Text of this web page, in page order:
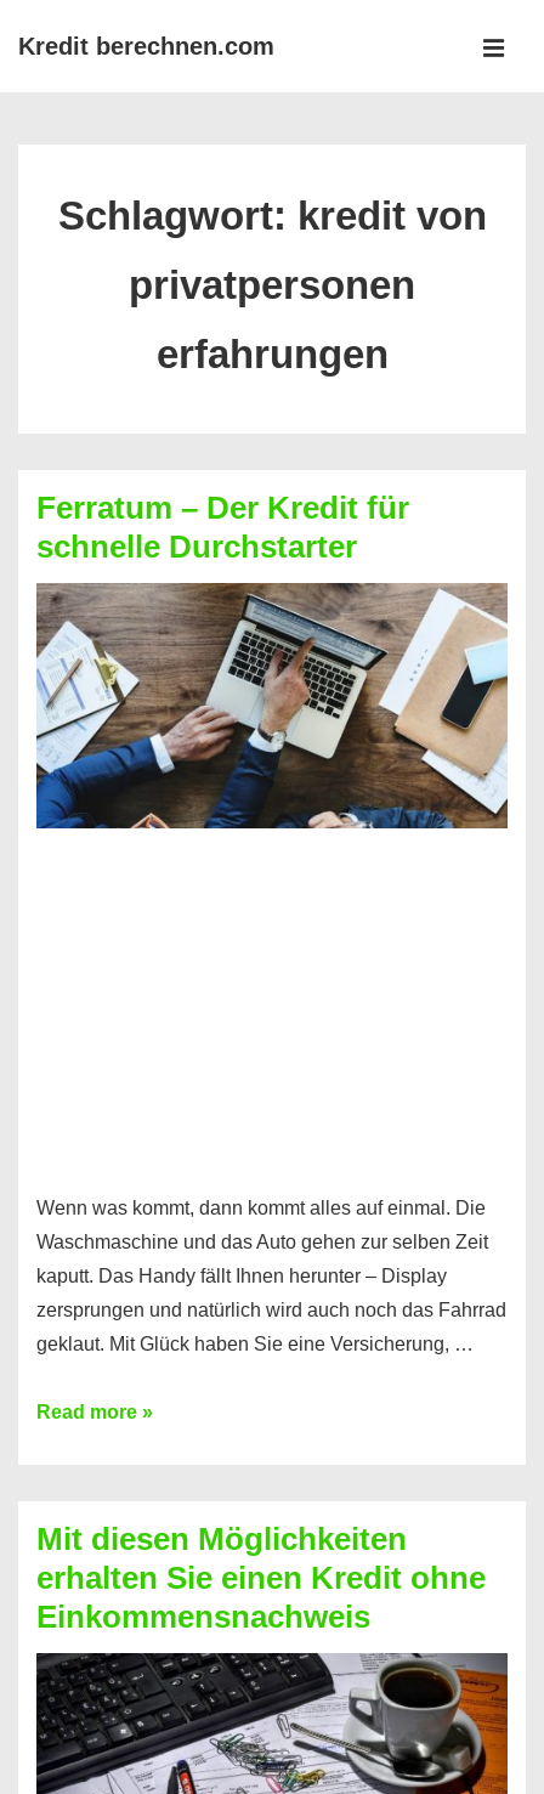
ZumKredit berechnen.com
Schlagwort: kredit von
privatpersonen
erfahrungen
Ferratum – Der Kredit für
schnelle Durchstarter
Wenn was kommt, dann kommt alles auf einmal. Die
Waschmaschine und das Auto gehen zur selben Zeit
kaputt. Das Handy fällt Ihnen herunter – Display
zersprungen und natürlich wird auch noch das Fahrrad
geklaut. Mit Glück haben Sie eine Versicherung, …
Ferratum
für
schnelle
Durchstarter
Read more »
Mit diesen Möglichkeiten
erhalten Sie einen Kredit ohne
Einkommensnachweis